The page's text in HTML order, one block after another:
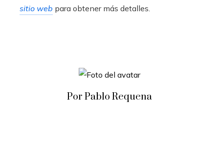
sitio web para obtener más detalles.
Por Pablo Requena